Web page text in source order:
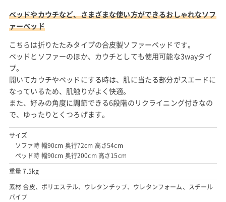
ベッドやカウチなど、さまざまな使い方ができるおしゃれなソフ
ァーベッド
こちらは折りたたみタイプの合皮製ソファーベッドです。
ベッドとソファーのほか、カウチとしても使用可能な3wayタイ
プ。
開いてカウチやベッドにする時は、肌に当たる部分がスエードに
なっているため、肌触りがよく快適。
また、好みの角度に調節できる6段階のリクライニング付きなの
で、ゆったりとくつろげます。
サイズ
ソファ時 幅90cm 奥行72cm 高さ54cm
ベッド時 幅90cm 奥行200cm 高さ15cm
重量 7.5kg
素材 合皮、ポリエステル、ウレタンチップ、ウレタンフォーム、スチール
パイプ